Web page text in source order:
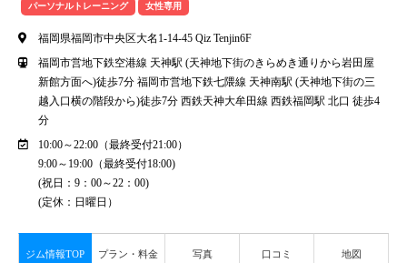
パーソナルトレーニング 女性専用
福岡県福岡市中央区大名1-14-45 Qiz Tenjin6F
福岡市営地下鉄空港線 天神駅 (天神地下街のきらめき通りから岩田屋
新館方面へ)徒歩7分 福岡市営地下鉄七隈線 天神南駅 (天神地下街の三
越入口横の階段から)徒歩7分 西鉄天神大牟田線 西鉄福岡駅 北口 徒歩4
分
10:00～22:00（最終受付21:00）
9:00～19:00（最終受付18:00)
(祝日：9：00～22：00)
(定休：日曜日）
ジム情報TOP プラン・料金 写真 口コミ 地図